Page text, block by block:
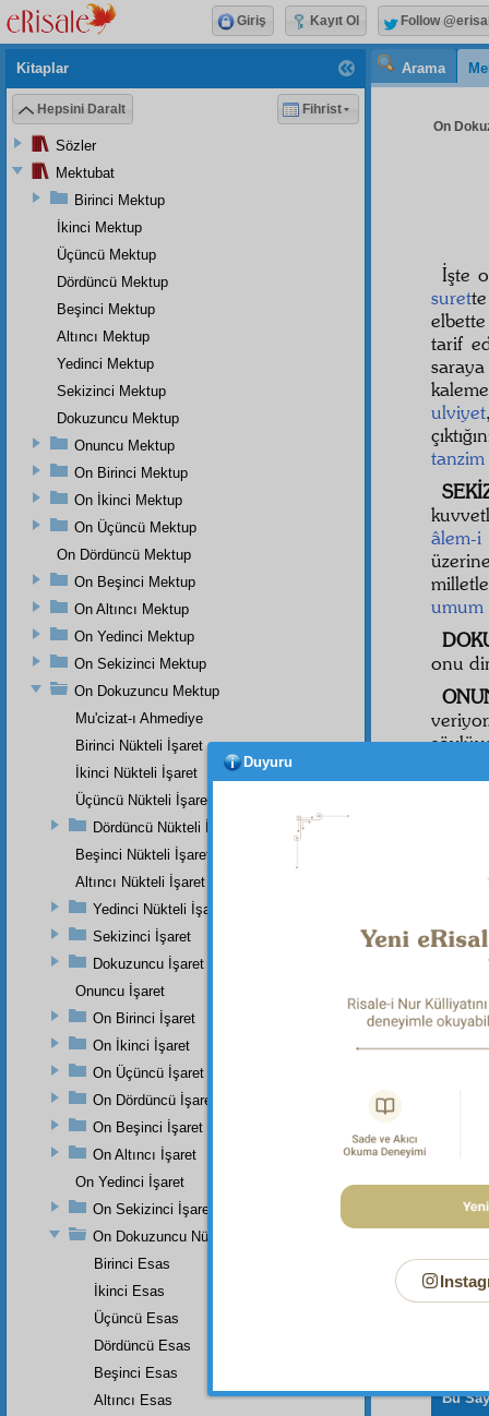
Arama
On
İşte
suret
tarif
ulviyet
tanzim
âlem-i
umum
onu
ON
terbiye
"İşittik
Bu
Kitaplar
Hepsini Daralt Fihrist
Sözler
Mektubat
Birinci Mektup
İkinci Mektup
Üçüncü Mektup
Dördüncü Mektup
Beşinci Mektup
Altıncı Mektup
Yedinci Mektup
Sekizinci Mektup
Dokuzuncu Mektup
Onuncu Mektup
On Birinci Mektup
On İkinci Mektup
On Üçüncü Mektup
On Dördüncü Mektup
On Beşinci Mektup
On Altıncı Mektup
On Yedinci Mektup
On Sekizinci Mektup
On Dokuzuncu Mektup
Mu'cizat-ı Ahmediye
Birinci Nükteli İşaret
İkinci Nükteli İşaret
Üçüncü Nükteli İşaret
Dördüncü Nükteli İşaret
Beşinci Nükteli İşaret
Altıncı Nükteli İşaret
Yedinci Nükteli İşaret
Sekizinci İşaret
Dokuzuncu İşaret
Onuncu İşaret
On Birinci İşaret
On İkinci İşaret
On Üçüncü İşaret
On Dördüncü İşaret
On Beşinci İşaret
On Altıncı İşaret
On Yedinci İşaret
On Sekizinci İşaret
On Dokuzuncu Nükteli İşaret
Birinci Esas
İkinci Esas
Üçüncü Esas
Dördüncü Esas
Beşinci Esas
Altıncı Esas
Giriş Kayıt Ol Follow
Duyuru